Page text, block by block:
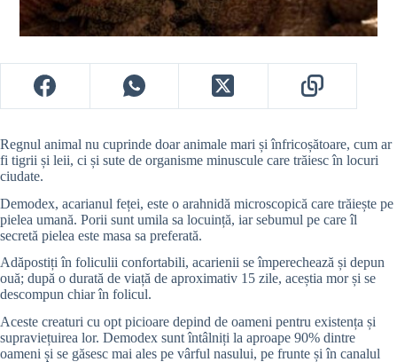
Regnul animal nu cuprinde doar animale mari și înfricoșătoare, cum ar
fi tigrii și leii, ci și sute de organisme minuscule care trăiesc în locuri
ciudate.
Demodex, acarianul feței, este o arahnidă microscopică care trăiește pe
pielea umană. Porii sunt umila sa locuință, iar sebumul pe care îl
secretă pielea este masa sa preferată.
Adăpostiți în foliculii confortabili, acarienii se împerechează și depun
ouă; după o durată de viață de aproximativ 15 zile, aceștia mor și se
descompun chiar în folicul.
Aceste creaturi cu opt picioare depind de oameni pentru existența și
supraviețuirea lor. Demodex sunt întâlniți la aproape 90% dintre
oameni și se găsesc mai ales pe vârful nasului, pe frunte și în canalul